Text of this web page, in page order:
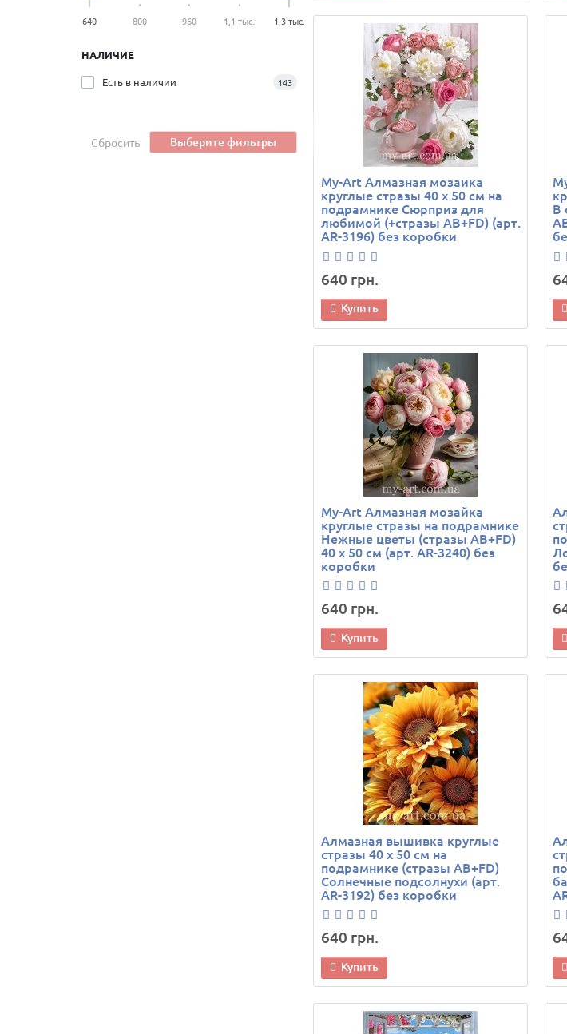
640 800 960 1,1 тыс. 1,3 тыс.
НАЛИЧИЕ
Есть в наличии
143
Сбросить Выберите фильтры
My-Art Алмазная мозаика
круглые стразы 40 х 50 см на
подрамнике Сюрприз для
любимой (+стразы AB+FD) (арт.
AR-3196) без коробки
640 грн.
Купить
В
My-Art Алмазная мозайка
круглые стразы на подрамнике
Нежные цветы (стразы AB+FD)
40 х 50 см (арт. AR-3240) без
коробки
640 грн.
Купить
Алмазная вышивка круглые
стразы 40 х 50 см на
подрамнике (стразы AB+FD)
Солнечные подсолнухи (арт.
AR-3192) без коробки
640 грн.
Купить